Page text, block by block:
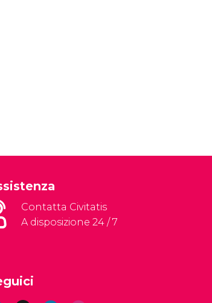
Contatta Civitatis
A disposizione 24 / 7